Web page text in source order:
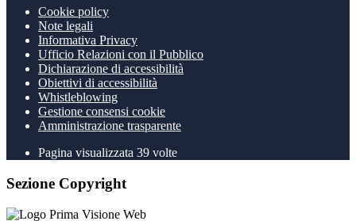
Cookie policy
Note legali
Informativa Privacy
Ufficio Relazioni con il Pubblico
Dichiarazione di accessibilità
Obiettivi di accessibilità
Whistleblowing
Gestione consensi cookie
Amministrazione trasparente
Pagina visualizzata 39 volte
Sezione Copyright